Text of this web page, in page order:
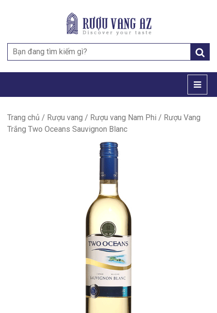
Search
for:
Trang chủ / Rượu vang / Rượu vang Nam Phi / Rượu Vang
Trắng Two Oceans Sauvignon Blanc